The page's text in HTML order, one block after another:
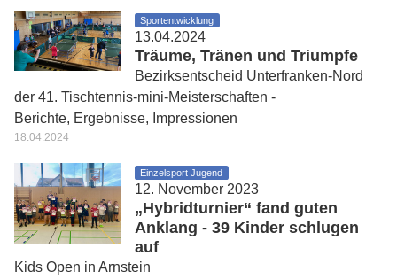
Sportentwicklung
13.04.2024
Träume, Tränen und Triumpfe
Bezirksentscheid Unterfranken-Nord
der 41. Tischtennis-mini-Meisterschaften -
Berichte, Ergebnisse, Impressionen
18.04.2024
Einzelsport Jugend
12. November 2023
„Hybridturnier“ fand guten
Anklang - 39 Kinder schlugen
auf
Kids Open in Arnstein